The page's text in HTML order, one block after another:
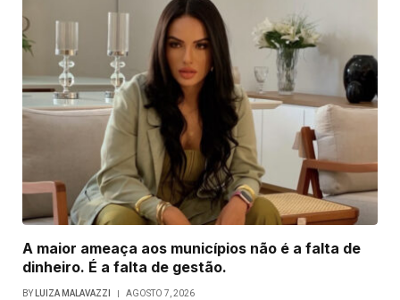
A maior ameaça aos municípios não é a falta de
dinheiro. É a falta de gestão.
BY LUIZA MALAVAZZI AGOSTO 7, 2026